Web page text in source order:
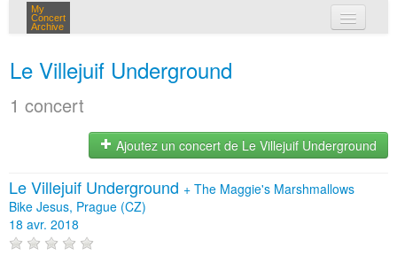
My
Concert
Archive
Le Villejuif Underground
1 concert
Ajoutez un concert de Le Villejuif Underground
Le Villejuif Underground + The Maggie's Marshmallows
Bike Jesus, Prague (CZ)
18 avr. 2018